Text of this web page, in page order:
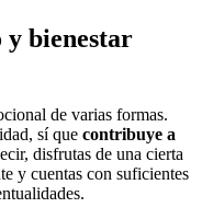
bienestar
de varias formas.
sí que contribuye a
disfrutas de una cierta
y cuentas con suficientes